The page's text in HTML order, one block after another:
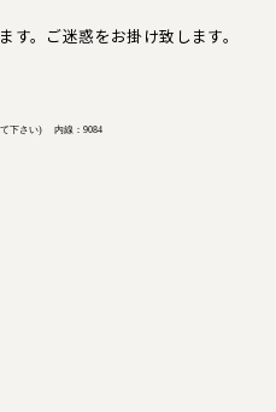
。ご迷惑をお掛け致します。
て下さい) 内線：9084